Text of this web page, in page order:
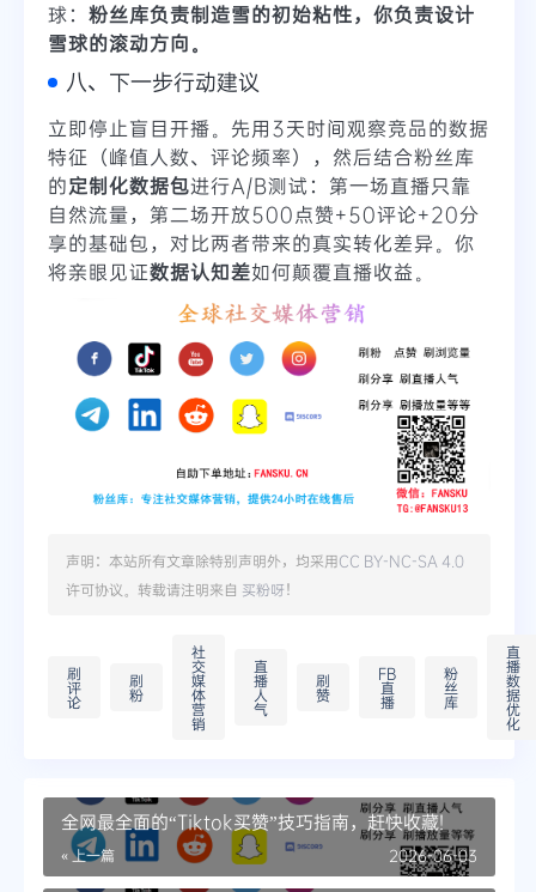
球： 粉丝库负责制造雪的初始粘性，你负责设计
雪球的滚动方向。
八、下一步行动建议
立即停止盲目开播。先用3天时间观察竞品的数据
特征（峰值人数、评论频率），然后结合粉丝库
的定制化数据包进行A/B测试：第一场直播只靠
自然流量，第二场开放500点赞+50评论+20分
享的基础包，对比两者带来的真实转化差异。你
将亲眼见证数据认知差如何颠覆直播收益。
声明：本站所有文章除特别声明外，均采用CC BY-NC-SA 4.0
许可协议。转载请注明来自 买粉呀！
刷
评
论
刷
粉
社
交
媒
体
营
销
直
播
人
气
刷
赞
FB
直
播
粉
丝
库
直
播
数
据
优
化
全网最全面的“Tiktok买赞”技巧指南，赶快收藏!
« 上一篇 2026-06-03